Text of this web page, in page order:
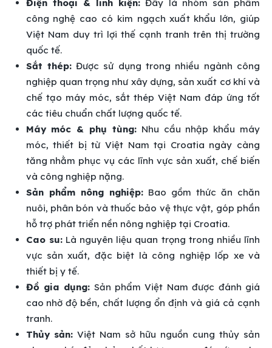
Điện thoại & linh kiện: Đây là nhóm sản phẩm
công nghệ cao có kim ngạch xuất khẩu lớn, giúp
Việt Nam duy trì lợi thế cạnh tranh trên thị trường
quốc tế.
Sắt thép:Được sử dụng trong nhiều ngành công
nghiệp quan trọng như xây dựng, sản xuất cơ khí và
chế tạo máy móc, sắt thép Việt Nam đáp ứng tốt
các tiêu chuẩn chất lượng quốc tế.
Máy móc & phụ tùng:Nhu cầu nhập khẩu máy
móc, thiết bị từ Việt Nam tại Croatia ngày càng
tăng nhằm phục vụ các lĩnh vực sản xuất, chế biến
và công nghiệp nặng.
Sản phẩm nông nghiệp:Bao gồm thức ăn chăn
nuôi, phân bón và thuốc bảo vệ thực vật, góp phần
hỗ trợ phát triển nền nông nghiệp tại Croatia.
Cao su:Là nguyên liệu quan trọng trong nhiều lĩnh
vực sản xuất, đặc biệt là công nghiệp lốp xe và
thiết bị y tế.
Đồ gia dụng: Sản phẩm Việt Nam được đánh giá
cao nhờ độ bền, chất lượng ổn định và giá cả cạnh
tranh.
Thủy sản: Việt Nam sở hữu nguồn cung thủy sản